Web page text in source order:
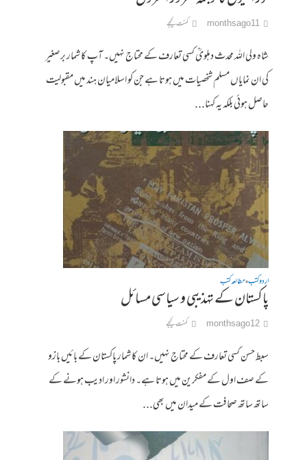
11 months ago کمنت کیجے
شاہ ولی اللہ محدث دہلویؒ کسی تعارف کے محتاج نہیں۔ آپ کا شمار برصغیر
کی ان نمایاں مسلم شخصیات میں ہوتا ہے جن کو اسلامیان ہند میں مقبولیت
حاصل ہوئی بلکہ یہ کہنا...
اردو کتب•مطالعہ کتب
پاکستان کے تہذیبی و سیاسی مسائل
12 months ago کمنت کیجے
سبط حسن کسی تعارف کے محتاج نہیں۔ ان کا شمار پاکستان کے بائیں بازو
کے صف اول کے مفکرین میں ہوتا ہے۔ دانشور اور ادیب ہونے کے
ساتھ ساتھ صحافت کے میدان میں بھی...